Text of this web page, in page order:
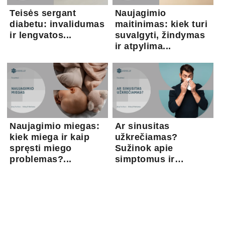
Teisės sergant
diabetu: invalidumas
ir lengvatos...
Naujagimio
maitinimas: kiek turi
suvalgyti, žindymas
ir atpylima...
Naujagimio miegas:
kiek miega ir kaip
spręsti miego
problemas?...
Ar sinusitas
užkrečiamas?
Sužinok apie
simptomus ir